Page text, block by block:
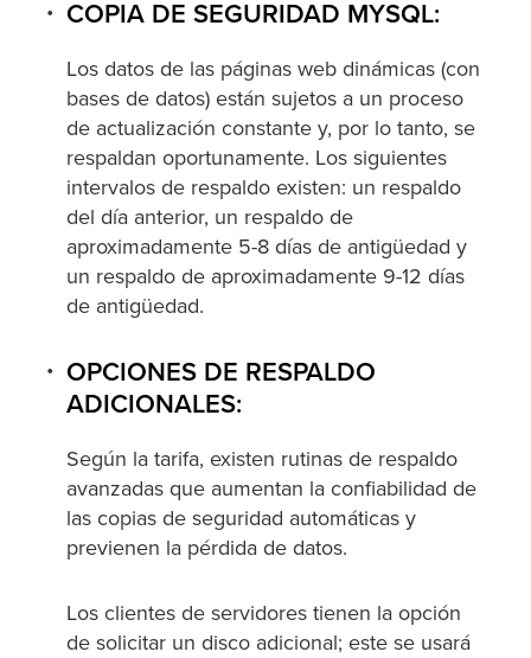
COPIA DE SEGURIDAD MYSQL:
Los datos de las páginas web dinámicas (con
bases de datos) están sujetos a un proceso
de actualización constante y, por lo tanto, se
respaldan oportunamente. Los siguientes
intervalos de respaldo existen: un respaldo
del día anterior, un respaldo de
aproximadamente 5-8 días de antigüedad y
un respaldo de aproximadamente 9-12 días
de antigüedad.
OPCIONES DE RESPALDO
ADICIONALES:
Según la tarifa, existen rutinas de respaldo
avanzadas que aumentan la confiabilidad de
las copias de seguridad automáticas y
previenen la pérdida de datos.
Los clientes de servidores tienen la opción
de solicitar un disco adicional; este se usará